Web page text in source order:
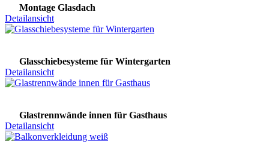
Montage Glasdach
Detailansicht
Glasschiebesysteme für Wintergarten
Detailansicht
Glastrennwände innen für Gasthaus
Detailansicht